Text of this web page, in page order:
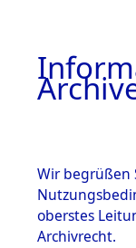
Wir begrüßen
oberstes
Archivrecht.